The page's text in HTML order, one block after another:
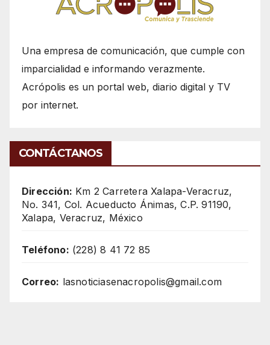
Una empresa de comunicación, que cumple con
imparcialidad e informando verazmente.
Acrópolis es un portal web, diario digital y TV
por internet.
CONTÁCTANOS
Dirección: Km 2 Carretera Xalapa-Veracruz,
No. 341, Col. Acueducto Ánimas, C.P. 91190,
Xalapa, Veracruz, México
Teléfono: (228) 8 41 72 85
Correo: lasnoticiasenacropolis@gmail.com